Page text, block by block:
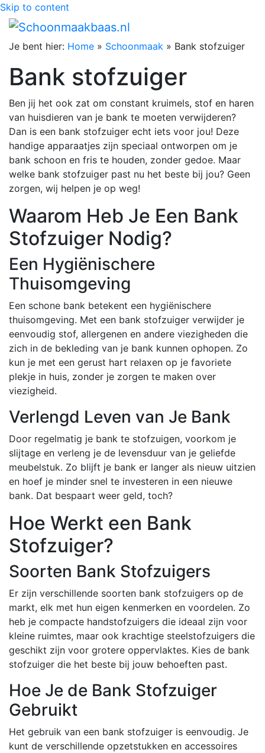
Skip to content
Je bent hier: Home » Schoonmaak » Bank stofzuiger
Bank stofzuiger
Ben jij het ook zat om constant kruimels, stof en haren
van huisdieren van je bank te moeten verwijderen?
Dan is een bank stofzuiger echt iets voor jou! Deze
handige apparaatjes zijn speciaal ontworpen om je
bank schoon en fris te houden, zonder gedoe. Maar
welke bank stofzuiger past nu het beste bij jou? Geen
zorgen, wij helpen je op weg!
Waarom Heb Je Een Bank
Stofzuiger Nodig?
Een Hygiënischere
Thuisomgeving
Een schone bank betekent een hygiënischere
thuisomgeving. Met een bank stofzuiger verwijder je
eenvoudig stof, allergenen en andere viezigheden die
zich in de bekleding van je bank kunnen ophopen. Zo
kun je met een gerust hart relaxen op je favoriete
plekje in huis, zonder je zorgen te maken over
viezigheid.
Verlengd Leven van Je Bank
Door regelmatig je bank te stofzuigen, voorkom je
slijtage en verleng je de levensduur van je geliefde
meubelstuk. Zo blijft je bank er langer als nieuw uitzien
en hoef je minder snel te investeren in een nieuwe
bank. Dat bespaart weer geld, toch?
Hoe Werkt een Bank
Stofzuiger?
Soorten Bank Stofzuigers
Er zijn verschillende soorten bank stofzuigers op de
markt, elk met hun eigen kenmerken en voordelen. Zo
heb je compacte handstofzuigers die ideaal zijn voor
kleine ruimtes, maar ook krachtige steelstofzuigers die
geschikt zijn voor grotere oppervlaktes. Kies de bank
stofzuiger die het beste bij jouw behoeften past.
Hoe Je de Bank Stofzuiger
Gebruikt
Het gebruik van een bank stofzuiger is eenvoudig. Je
kunt de verschillende opzetstukken en accessoires